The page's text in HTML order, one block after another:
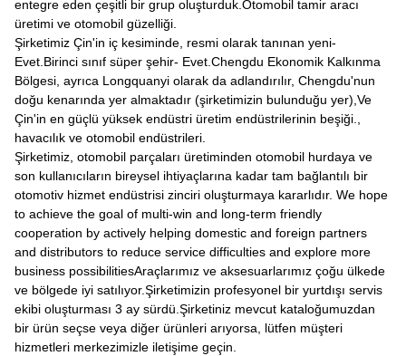
entegre eden çeşitli bir grup oluşturduk.Otomobil tamir aracı
üretimi ve otomobil güzelliği.
Şirketimiz Çin'in iç kesiminde, resmi olarak tanınan yeni-
Evet.Birinci sınıf süper şehir- Evet.Chengdu Ekonomik Kalkınma
Bölgesi, ayrıca Longquanyi olarak da adlandırılır, Chengdu'nun
doğu kenarında yer almaktadır (şirketimizin bulunduğu yer),Ve
Çin'in en güçlü yüksek endüstri üretim endüstrilerinin beşiği.,
havacılık ve otomobil endüstrileri.
Şirketimiz, otomobil parçaları üretiminden otomobil hurdaya ve
son kullanıcıların bireysel ihtiyaçlarına kadar tam bağlantılı bir
otomotiv hizmet endüstrisi zinciri oluşturmaya kararlıdır. We hope
to achieve the goal of multi-win and long-term friendly
cooperation by actively helping domestic and foreign partners
and distributors to reduce service difficulties and explore more
business possibilitiesAraçlarımız ve aksesuarlarımız çoğu ülkede
ve bölgede iyi satılıyor.Şirketimizin profesyonel bir yurtdışı servis
ekibi oluşturması 3 ay sürdü.Şirketiniz mevcut kataloğumuzdan
bir ürün seçse veya diğer ürünleri arıyorsa, lütfen müşteri
hizmetleri merkezimizle iletişime geçin.